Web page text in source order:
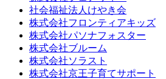
社会福祉法人けやき会
株式会社フロンティアキッズ
株式会社パソナフォスター
株式会社ブルーム
株式会社ソラスト
株式会社京王子育てサポート